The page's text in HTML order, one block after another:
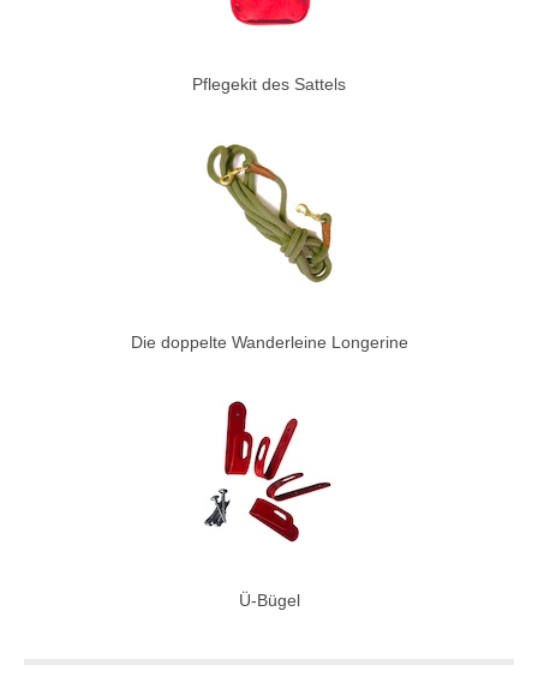
Pflegekit des Sattels
Die doppelte Wanderleine Longerine
Ü-Bügel